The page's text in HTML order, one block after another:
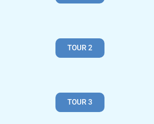
TOUR 2
TOUR 3